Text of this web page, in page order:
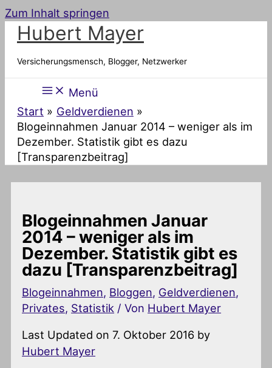
Zum Inhalt springen
Hubert Mayer
Versicherungsmensch, Blogger, Netzwerker
Menü
Start
Geldverdienen
Blogeinnahmen Januar 2014 – weniger als im
Dezember. Statistik gibt es dazu
[Transparenzbeitrag]
Blogeinnahmen Januar
2014 – weniger als im
Dezember. Statistik gibt es
dazu [Transparenzbeitrag]
Blogeinnahmen, Bloggen, Geldverdienen,
Privates, Statistik / Von Hubert Mayer
Last Updated on 7. Oktober 2016 by
Hubert Mayer